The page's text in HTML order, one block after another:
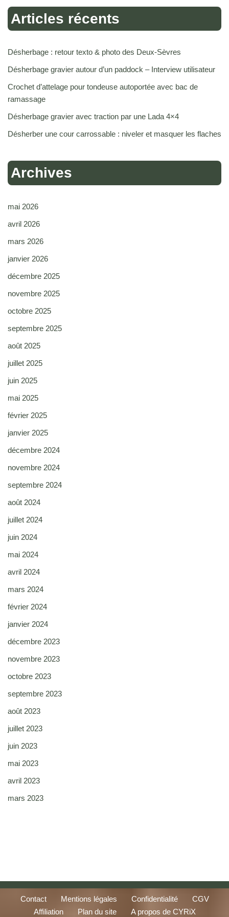
Articles récents
Désherbage : retour texto & photo des Deux-Sèvres
Désherbage gravier autour d’un paddock – Interview utilisateur
Crochet d’attelage pour tondeuse autoportée avec bac de
ramassage
Désherbage gravier avec traction par une Lada 4×4
Désherber une cour carrossable : niveler et masquer les flaches
Archives
mai 2026
avril 2026
mars 2026
janvier 2026
décembre 2025
novembre 2025
octobre 2025
septembre 2025
août 2025
juillet 2025
juin 2025
mai 2025
février 2025
janvier 2025
décembre 2024
novembre 2024
septembre 2024
août 2024
juillet 2024
juin 2024
mai 2024
avril 2024
mars 2024
février 2024
janvier 2024
décembre 2023
novembre 2023
octobre 2023
septembre 2023
août 2023
juillet 2023
juin 2023
mai 2023
avril 2023
mars 2023
Contact Mentions légales Confidentialité
CGV
Affiliation
Plan du site A propos de CYRiX